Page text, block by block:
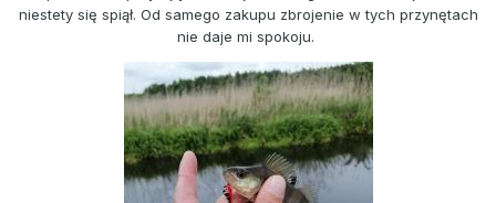
niestety się spiął. Od samego zakupu zbrojenie w tych przynętach
nie daje mi spokoju.